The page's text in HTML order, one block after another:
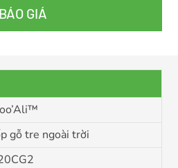
BÁO GIÁ
gỗ tre ngoài trời